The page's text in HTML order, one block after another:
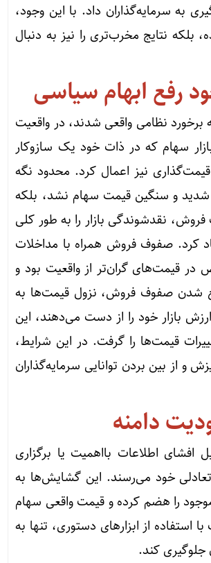
به سرمایه‌گذاران داد. با این وجود،
بلکه نتایج مخرب‌تری را نیز به دنبال
رفع ابهام سیاسی
نظامی واقعی شدند، در واقعیت
سهام که در ذات خود یک سازوکار
نیز اعمال کرد. محدود نگه
شدید و سنگین قیمت سهام نشد، بلکه
نقدشوندگی بازار را به طور کلی
کرد. صفوف فروش همراه با مداخلات
قیمت‌های گران‌تر از واقعیت بود و
شدن صفوف فروش، نزول قیمت‌ها به
علاوه، وقتی سهام شرکت‌ها ۵۰ درصد از ارزش بازار خود را از دست می‌دهند، این
قیمت‌ها را گرفت. در این شرایط،
و از بین بردن توانایی سرمایه‌گذاران
دامنه
اطلاعات بااهمیت یا برگزاری
خود می‌رسند. این گشایش‌ها به
موجود را هضم کرده و قیمت واقعی سهام
از ابزارهای دستوری، تنها به
کند.